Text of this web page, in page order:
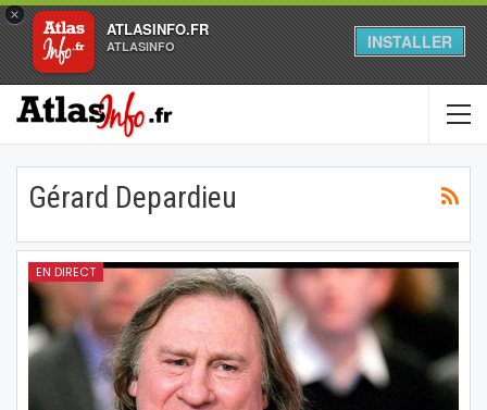
×
ATLASINFO.FR
ATLASINFO INSTALLER
Gérard Depardieu
EN DIRECT